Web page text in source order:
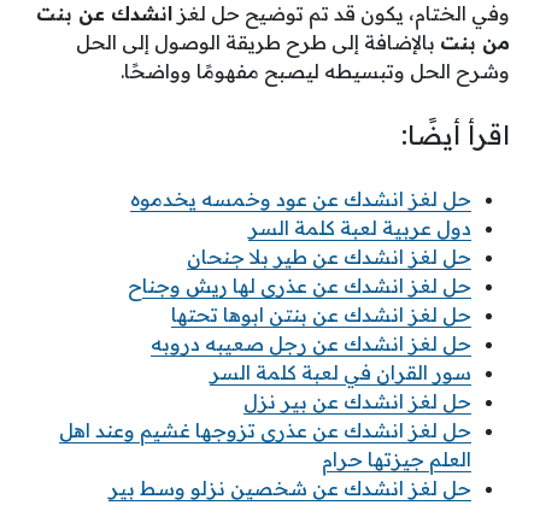
وفي الختام، يكون قد تم توضيح حل لغز انشدك عن بنت
من بنت بالإضافة إلى طرح طريقة الوصول إلى الحل
وشرح الحل وتبسيطه ليصبح مفهومًا وواضحًا.
اقرأ أيضًا:
حل لغز انشدك عن عود وخمسه يخدموه
دول عربية لعبة كلمة السر
حل لغز انشدك عن طير بلا جنحان
حل لغز انشدك عن عذرى لها ريش وجناح
حل لغز انشدك عن بنتن ابوها تحتها
حل لغز انشدك عن رجل صعيبه دروبه
سور القران في لعبة كلمة السر
حل لغز انشدك عن بير نزل
حل لغز انشدك عن عذرى تزوجها غشيم وعند اهل
العلم جيزتها حرام
حل لغز انشدك عن شخصين نزلو وسط بير